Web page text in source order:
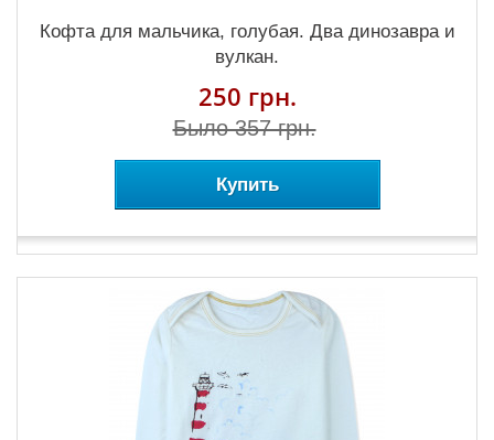
Кофта для мальчика, голубая. Два динозавра и
вулкан.
250 грн.
Было 357 грн.
Купить